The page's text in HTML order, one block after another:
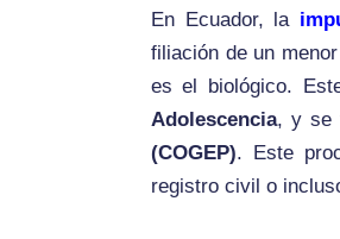
En Ecuador, la
filiación de un
es el biológico.
Adolescencia, y se
(COGEP). Este
registro civil o